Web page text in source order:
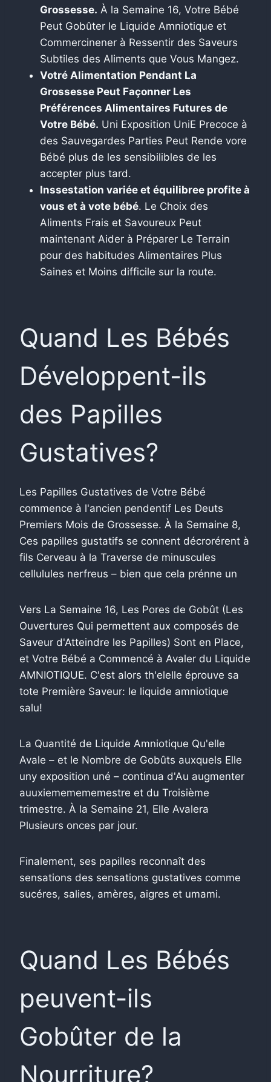
Grossesse. À la Semaine 16, Votre Bébé
Peut Gobûter le Liquide Amniotique et
Commercinener à Ressentir des Saveurs
Subtiles des Aliments que Vous Mangez.
Votré Alimentation Pendant La
Grossesse Peut Façonner Les
Préférences Alimentaires Futures de
Votre Bébé. Uni Exposition UniE Precoce à
des Sauvegardes Parties Peut Rende vore
Bébé plus de les sensibilibles de les
accepter plus tard.
Inssestation variée et équilibree profite à
vous et à vote bébé. Le Choix des
Aliments Frais et Savoureux Peut
maintenant Aider à Préparer Le Terrain
pour des habitudes Alimentaires Plus
Saines et Moins difficile sur la route.
Quand Les Bébés
Développent-ils
des Papilles
Gustatives?
Les Papilles Gustatives de Votre Bébé
commence à l'ancien pendentif Les Deuts
Premiers Mois de Grossesse. À la Semaine 8,
Ces papilles gustatifs se connent décrorérent à
fils Cerveau à la Traverse de minuscules
cellulules nerfreus – bien que cela prénne un
Vers La Semaine 16, Les Pores de Gobût (Les
Ouvertures Qui permettent aux composés de
Saveur d'Atteindre les Papilles) Sont en Place,
et Votre Bébé a Commencé à Avaler du Liquide
AMNIOTIQUE. C'est alors th'elelle éprouve sa
tote Première Saveur: le liquide amniotique
salu!
La Quantité de Liquide Amniotique Qu'elle
Avale – et le Nombre de Gobûts auxquels Elle
uny exposition uné – continua d'Au augmenter
auuxiememememestre et du Troisième
trimestre. À la Semaine 21, Elle Avalera
Plusieurs onces par jour.
Finalement, ses papilles reconnaît des
sensations des sensations gustatives comme
sucéres, salies, amères, aigres et umami.
Quand Les Bébés
peuvent-ils
Gobûter de la
Nourriture?